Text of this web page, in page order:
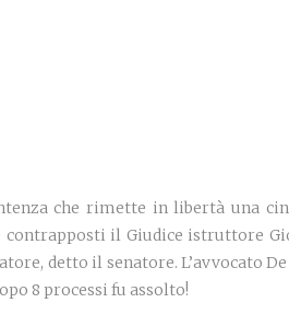
che rimette in libertà una
il Giudice istruttore
detto il senatore. L’avvocato
8 processi fu assolto!